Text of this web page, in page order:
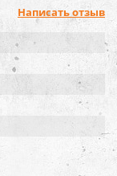
Написать отзыв